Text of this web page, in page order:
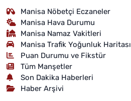
Manisa Nöbetçi Eczaneler
Manisa Hava Durumu
Manisa Namaz Vakitleri
Manisa Trafik Yoğunluk Haritası
Puan Durumu ve Fikstür
Tüm Manşetler
Son Dakika Haberleri
Haber Arşivi